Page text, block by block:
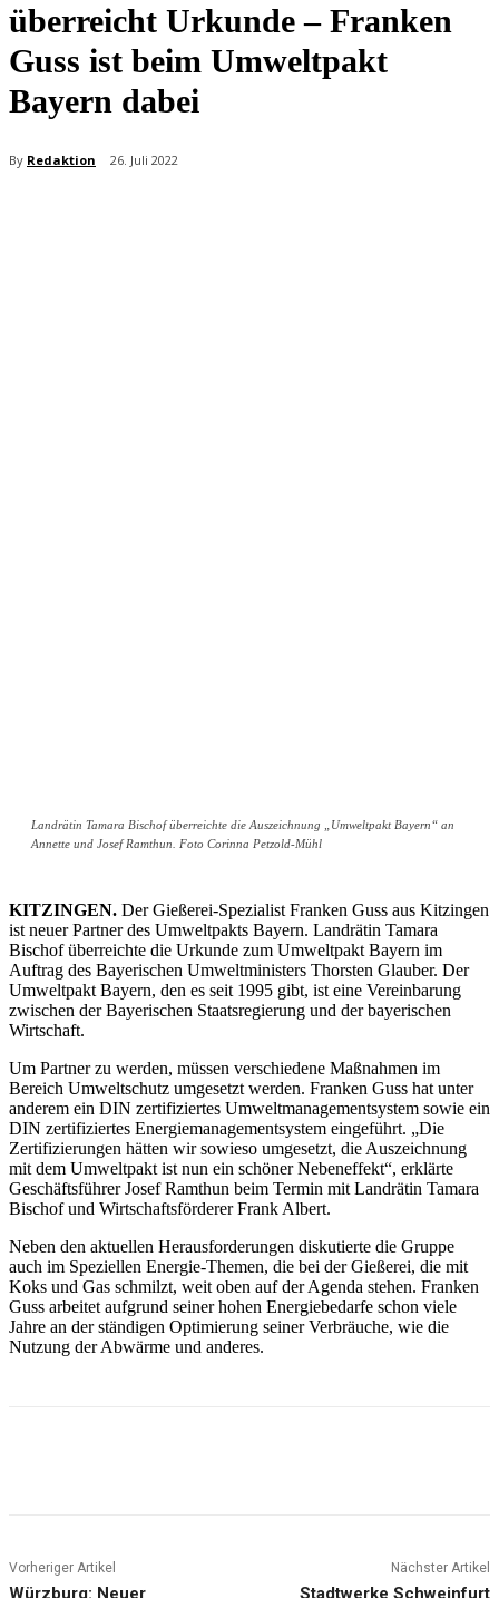
überreicht Urkunde – Franken
Guss ist beim Umweltpakt
Bayern dabei
By Redaktion 26. Juli 2022
Landrätin Tamara Bischof überreichte die Auszeichnung „Umweltpakt Bayern“ an
Annette und Josef Ramthun. Foto Corinna Petzold-Mühl
KITZINGEN. Der Gießerei-Spezialist Franken Guss aus Kitzingen
ist neuer Partner des Umweltpakts Bayern. Landrätin Tamara
Bischof überreichte die Urkunde zum Umweltpakt Bayern im
Auftrag des Bayerischen Umweltministers Thorsten Glauber. Der
Umweltpakt Bayern, den es seit 1995 gibt, ist eine Vereinbarung
zwischen der Bayerischen Staatsregierung und der bayerischen
Wirtschaft.
Um Partner zu werden, müssen verschiedene Maßnahmen im
Bereich Umweltschutz umgesetzt werden. Franken Guss hat unter
anderem ein DIN zertifiziertes Umweltmanagementsystem sowie ein
DIN zertifiziertes Energiemanagementsystem eingeführt. „Die
Zertifizierungen hätten wir sowieso umgesetzt, die Auszeichnung
mit dem Umweltpakt ist nun ein schöner Nebeneffekt“, erklärte
Geschäftsführer Josef Ramthun beim Termin mit Landrätin Tamara
Bischof und Wirtschaftsförderer Frank Albert.
Neben den aktuellen Herausforderungen diskutierte die Gruppe
auch im Speziellen Energie-Themen, die bei der Gießerei, die mit
Koks und Gas schmilzt, weit oben auf der Agenda stehen. Franken
Guss arbeitet aufgrund seiner hohen Energiebedarfe schon viele
Jahre an der ständigen Optimierung seiner Verbräuche, wie die
Nutzung der Abwärme und anderes.
Vorheriger Artikel
Würzburg: Neuer
Nächster Artikel
Stadtwerke Schweinfurt